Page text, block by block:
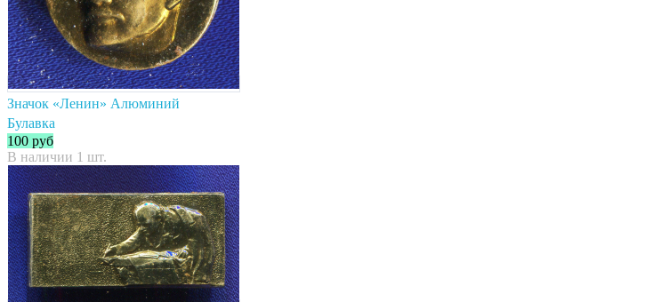
Значок «Ленин» Алюминий
Булавка
100 руб
В наличии 1 шт.